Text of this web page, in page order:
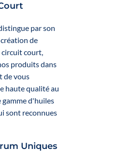
par son
de
court,
produits dans
de vous
haute qualité au
gamme d'huiles
sont reconnues
Uniques